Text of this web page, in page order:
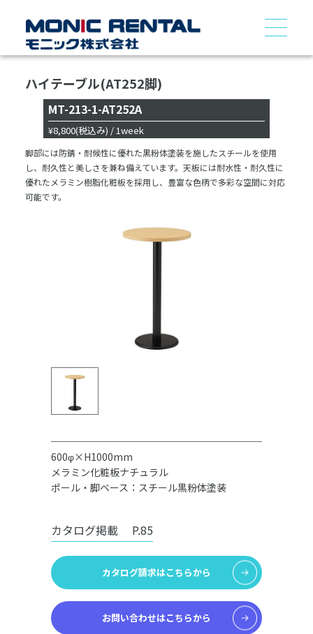
ハイテーブル(AT252脚)
MT-213-1-AT252A
¥8,800(税込み) / 1week
脚部には防錆・耐候性に優れた黒粉体塗装を施したスチールを使用
し、耐久性と美しさを兼ね備えています。天板には耐水性・耐久性に
優れたメラミン樹脂化粧板を採用し、豊富な色柄で多彩な空間に対応
可能です。
600φ×H1000mm
メラミン化粧板ナチュラル
ポール・脚ベース：スチール黒粉体塗装
カタログ掲載 P.85
カタログ請求はこちらから
お問い合わせはこちらから